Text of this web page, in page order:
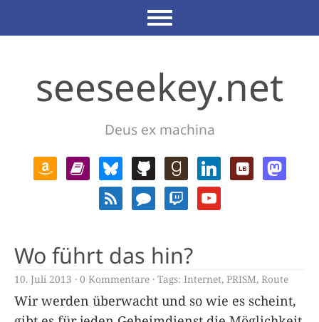
seeseekey.net
Deus ex machina
Wo führt das hin?
10. Juli 2013 0 Kommentare Tags: Internet, PRISM, Route
Wir werden überwacht und so wie es scheint,